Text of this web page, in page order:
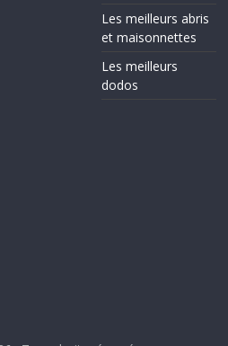
Les meilleurs abris
et maisonnettes
Les meilleurs
dodos